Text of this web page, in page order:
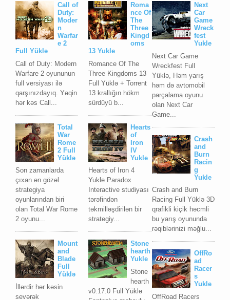
Call of
Duty:
Moder
n
Warfar
e 2
Full Yüklə
Call of Duty: Modern
Warfare 2 oyununun
full versiyası ilə
qarşınızdayıq. Yəqin
hər kəs Call...
Total
War
Rome
2 Full
Yüklə
Son zamanlarda
çıxan ən gözəl
strategiya
oyunlarından biri
olan Total War Rome
2 oyunu...
Mount
and
Blade
Full
Yüklə
İllərdir hər kəsin
sevərək
Next
Car
Game
Wreck
fest
Yukle
Next Car Game
Wreckfest Full
Yüklə, Həm yarış
həm də avtomobil
parçalama oyunu
olan Next Car
Game...
Crash
and
Burn
Racin
g
Yukle
Crash and Burn
Racing Full Yüklə 3D
qrafikli kiçik həcmli
bu yarış oyununda
rəqiblərinizi məğlu...
OffRo
ad
Racer
s
Yukle
OffRoad Racers
Roma
nce Of
The
Three
Kingd
oms
13 Yukle
Romance Of The
Three Kingdoms 13
Full Yüklə + Torrent
13 krallığın hökm
sürdüyü b...
Hearts
of
Iron
IV
Yukle
Hearts of Iron 4
Yukle Paradox
Interactive studiyası
tərəfindən
təkmilləşdirilən bir
strategiy...
Stone
hearth
Yukle
Stone
hearth
v0.17.0 Full Yüklə